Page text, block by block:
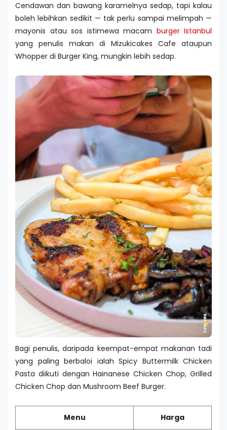
Cendawan dan bawang karamelnya sedap, tapi kalau
boleh lebihkan sedikit — tak perlu sampai melimpah —
mayonis atau sos istimewa macam burger Istanbul
yang penulis makan di Mizukicakes Cafe ataupun
Whopper di Burger King, mungkin lebih sedap.
Bagi penulis, daripada keempat-empat makanan tadi
yang paling berbaloi ialah Spicy Buttermilk Chicken
Pasta diikuti dengan Hainanese Chicken Chop, Grilled
Chicken Chop dan Mushroom Beef Burger.
Menu Harga